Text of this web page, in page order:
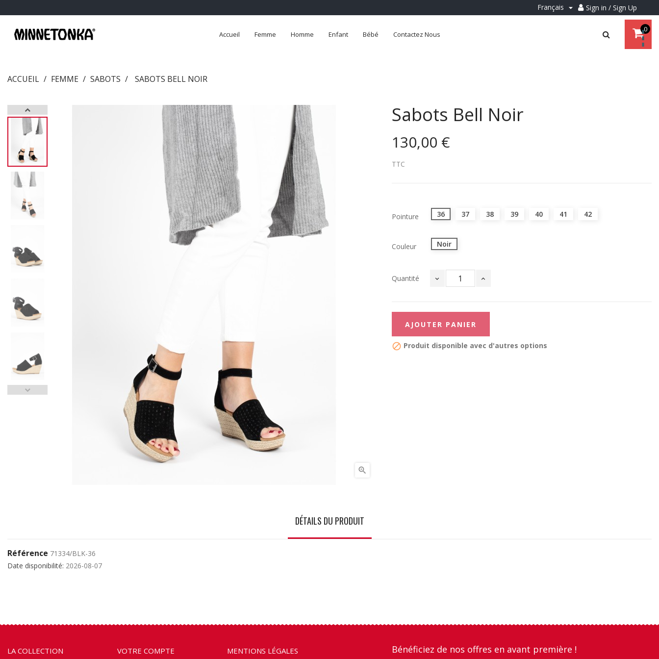
Français  Sign in / Sign Up
Accueil Femme Homme Enfant Bébé Contactez Nous
0
ACCUEIL FEMME SABOTS SABOTS BELL NOIR

Sabots Bell Noir
130,00 €
TTC
Pointure 36 37 38 39 40 41 42
Couleur Noir
Quantité
AJOUTER PANIER
 Produit disponible avec d'autres options
DÉTAILS DU PRODUIT
Référence 71334/BLK-36
Date disponibilité: 2026-08-07
LA COLLECTION VOTRE COMPTE MENTIONS LÉGALES Bénéficiez de nos offres en avant première !